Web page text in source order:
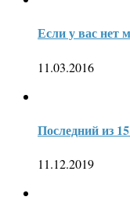
Если у вас
11.03.2016
Последний из
11.12.2019